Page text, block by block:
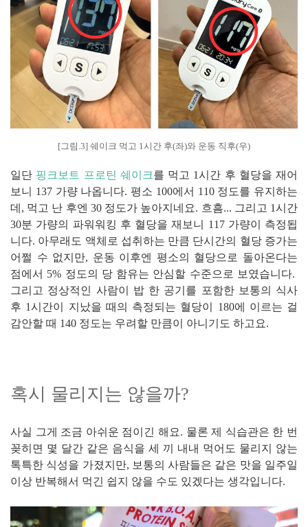
[그림.3] 쉐이크 먹고 1시간 후(좌)와 운동 직후(우)
일단 핑크보트 프로틴 쉐이크를 먹고 1시간 후 혈당을 재어
보니 137 가량 나옵니다. 평소 100에서 110 정도를 유지하는
데, 먹고 난 후엔 30 정도가 높아지네요. 흐흠... 그리고 1시간
30분 가량의 파워워킹 후 혈당을 재보니 117 가량이 측정됩
니다. 아무래도 액체로 섭취하는 만큼 단시간의 혈당 증가는
어쩔 수 없지만, 운동 이후엔 평소의 혈당으로 돌아온다는
점에서 5% 정도의 당 함유는 안심할 수준으로 보였습니다.
그리고 정상적인 사람이 밥 한 공기를 포함한 보통의 식사
후 1시간이 지났을 때의 측정되는 혈당이 180에 이르는 걸
감안할 때 140 정도는 우려할 만큼이 아니기도 하고요.
혹시 물리지는 않을까?
사실 그게 조금 아쉬운 점이긴 해요. 물론 제 식습관은 한 번
꽂히면 몇 달간 같은 음식을 세 끼 내내 먹어도 물리지 않는
톡특한 식성을 가졌지만, 보통의 사람들은 같은 맛을 일주일
이상 반복해서 먹긴 쉽지 않을 수도 있겠다는 생각입니다.